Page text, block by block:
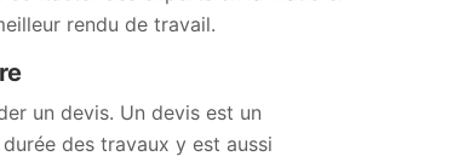
rendu de travail.
un devis. Un devis est un
des travaux y est aussi